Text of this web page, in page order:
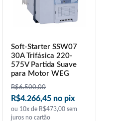
Soft-Starter SSW07
30A Trifásica 220-
575V Partida Suave
para Motor WEG
R$6.500,00
R$4.266,45 no pix
ou 10x de R$473,00 sem
juros no cartão